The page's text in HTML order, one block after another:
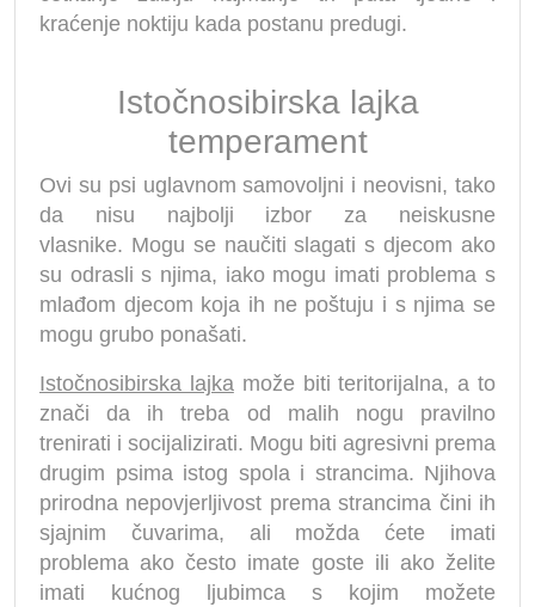
kraćenje noktiju kada postanu predugi.
Istočnosibirska lajka
temperament
Ovi su psi uglavnom samovoljni i neovisni, tako
da nisu najbolji izbor za neiskusne
vlasnike. Mogu se naučiti slagati s djecom ako
su odrasli s njima, iako mogu imati problema s
mlađom djecom koja ih ne poštuju i s njima se
mogu grubo ponašati.
Istočnosibirska lajkamože biti teritorijalna, a to
znači da ih treba od malih nogu pravilno
trenirati i socijalizirati. Mogu biti agresivni prema
drugim psima istog spola i strancima. Njihova
prirodna nepovjerljivost prema strancima čini ih
sjajnim čuvarima, ali možda ćete imati
problema ako često imate goste ili ako želite
imati kućnog ljubimca s kojim možete